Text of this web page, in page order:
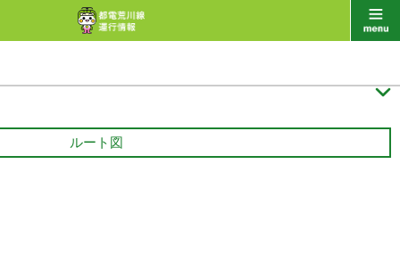

ルート図